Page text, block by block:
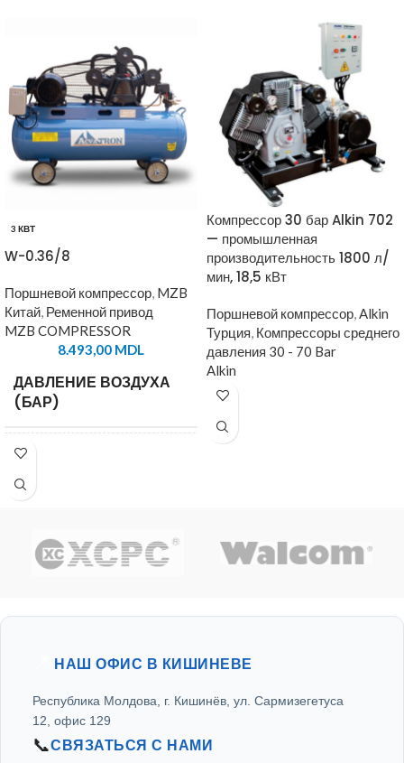
3 КВТ
W-0.36/8
Поршневой компрессор, MZB
Китай, Ременной привод
MZB COMPRESSOR
8.493,00 MDL
ДАВЛЕНИЕ ВОЗДУХА
(БАР)
ПРОИЗВОДИТЕЛЬНОСТЬ
НА ВЫХОДЕ (Л/МИН)
МОЩНОСТЬ (КВТ) 3 кВт
(В)
ШИРИНА (ММ)
Компрессор 30 бар Alkin 702
— промышленная
производительность 1800 л/
мин, 18,5 кВт
Поршневой компрессор,Alkin
Турция, Компрессоры среднего
давления 30 - 70 Bar
Alkin
НАШ ОФИС В КИШИНЕВЕ
Республика Молдова, г. Кишинёв, ул. Сармизегетуса
12, офис 129
📞СВЯЗАТЬСЯ С НАМИ